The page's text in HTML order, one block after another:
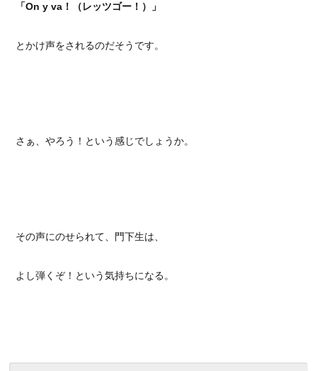
「On y va！（レッツゴー！）」
とかけ声をされるのだそうです。
さぁ、やろう！という感じでしょうか。
その声にのせられて、門下生は、
よし弾くぞ！という気持ちになる。